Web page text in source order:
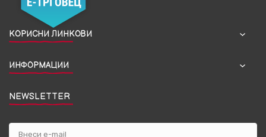
КОРИСНИ ЛИНКОВИ
ИНФОРМАЦИИ
NEWSLETTER